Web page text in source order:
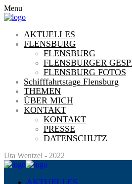
Menu
AKTUELLES
FLENSBURG
FLENSBURG
FLENSBURGER
FLENSBURG FOTOS
Schifffahrtstage Flensburg
THEMEN
ÜBER MICH
KONTAKT
KONTAKT
PRESSE
DATENSCHUTZ
Uta Wentzel - 2022
AKTUELLES